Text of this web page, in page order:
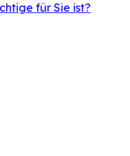
für Sie ist?